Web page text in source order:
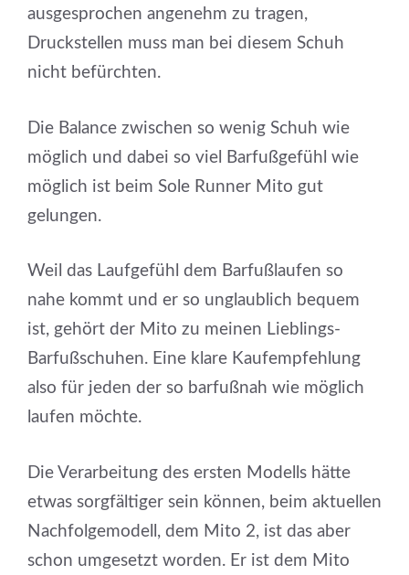
ausgesprochen angenehm zu tragen,
Druckstellen muss man bei diesem Schuh
nicht befürchten.
Die Balance zwischen so wenig Schuh wie
möglich und dabei so viel Barfußgefühl wie
möglich ist beim Sole Runner Mito gut
gelungen.
Weil das Laufgefühl dem Barfußlaufen so
nahe kommt und er so unglaublich bequem
ist, gehört der Mito zu meinen Lieblings-
Barfußschuhen. Eine klare Kaufempfehlung
also für jeden der so barfußnah wie möglich
laufen möchte.
Die Verarbeitung des ersten Modells hätte
etwas sorgfältiger sein können, beim aktuellen
Nachfolgemodell, dem Mito 2, ist das aber
schon umgesetzt worden. Er ist dem Mito